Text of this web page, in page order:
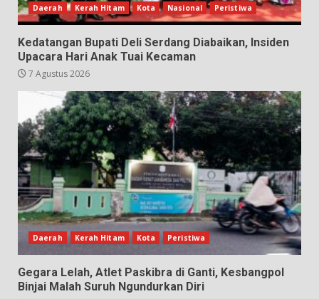
Daerah Kerah Hitam Kota Nasional Peristiwa
Kedatangan Bupati Deli Serdang Diabaikan, Insiden
Upacara Hari Anak Tuai Kecaman
7 Agustus 2026
Daerah Kerah Hitam Kota Peristiwa
Gegara Lelah, Atlet Paskibra di Ganti, Kesbangpol
Binjai Malah Suruh Ngundurkan Diri